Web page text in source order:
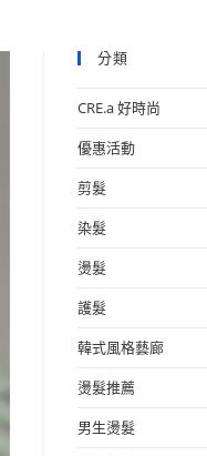
分類
CRE.a 好時尚
優惠活動
剪髮
染髮
燙髮
護髮
韓式風格藝廊
燙髮推薦
男生燙髮